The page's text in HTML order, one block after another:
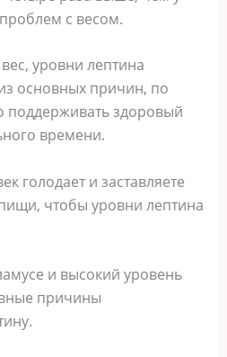
с весом.
уровни лептина
основных причин, по
поддерживать здоровый
времени.
голодает и заставляете
чтобы уровни лептина
и высокий уровень
причины